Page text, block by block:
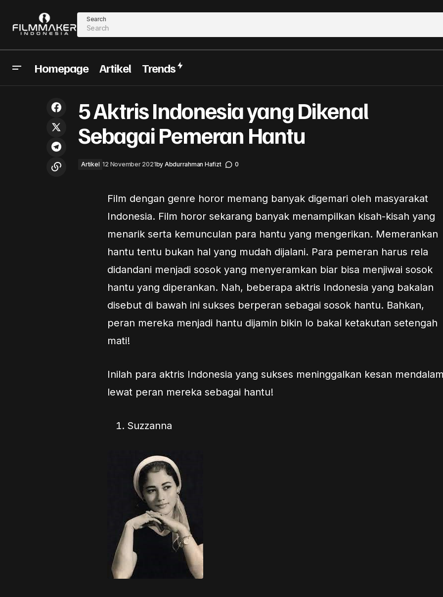
Search
Homepage Artikel Trends
5 Aktris Indonesia yang Dikenal Sebagai Pemeran
5 Aktris Indonesia yang Dikenal
Sebagai Pemeran Hantu
Artikel 12 November 2021by Abdurrahman Hafizt 0
Film dengan genre horor memang banyak digemari oleh masyarakat
Indonesia. Film horor sekarang banyak menampilkan kisah-kisah yang
menarik serta kemunculan para hantu yang mengerikan. Memerankan
hantu tentu bukan hal yang mudah dijalani. Para pemeran harus rela
didandani menjadi sosok yang menyeramkan biar bisa menjiwai sosok
hantu yang diperankan. Nah, beberapa aktris Indonesia yang bakalan
disebut di bawah ini sukses berperan sebagai sosok hantu. Bahkan,
peran mereka menjadi hantu dijamin bikin lo bakal ketakutan setengah
mati!
Inilah para aktris Indonesia yang sukses meninggalkan kesan
lewat peran mereka sebagai hantu!
Suzzanna